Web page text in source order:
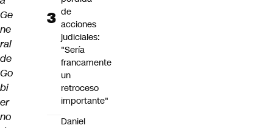
Ge
ne
ral
de
Go
bi
er
no
de
acciones
judiciales:
"Sería
francamente
un
retroceso
importante"
Daniel